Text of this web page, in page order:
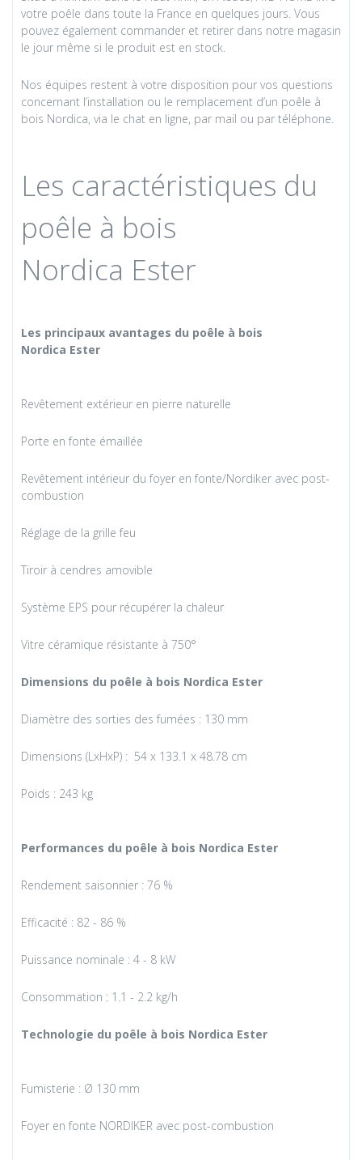
votre poêle dans toute la France en quelques jours. Vous
pouvez également commander et retirer dans notre magasin
le jour même si le produit est en stock.
Nos équipes restent à votre disposition pour vos questions
concernant l’installation ou le remplacement d’un poêle à
bois Nordica, via le chat en ligne, par mail ou par téléphone.
Les caractéristiques du
poêle à bois
Nordica Ester
Les principaux avantages du poêle à bois
Nordica Ester
Revêtement extérieur en pierre naturelle
Porte en fonte émaillée
Revêtement intérieur du foyer en fonte/Nordiker avec post-
combustion
Réglage de la grille feu
Tiroir à cendres amovible
Système EPS pour récupérer la chaleur
Vitre céramique résistante à 750°
Dimensions du poêle à bois Nordica Ester
Diamètre des sorties des fumées : 130 mm
Dimensions (LxHxP) : 54 x 133.1 x 48.78 cm
Poids : 243 kg
Performances du poêle à bois Nordica Ester
Rendement saisonnier : 76 %
Efficacité : 82 - 86 %
Puissance nominale : 4 - 8 kW
Consommation : 1.1 - 2.2 kg/h
Technologie du poêle à bois Nordica Ester
Fumisterie : Ø 130 mm
Foyer en fonte NORDIKER avec post-combustion